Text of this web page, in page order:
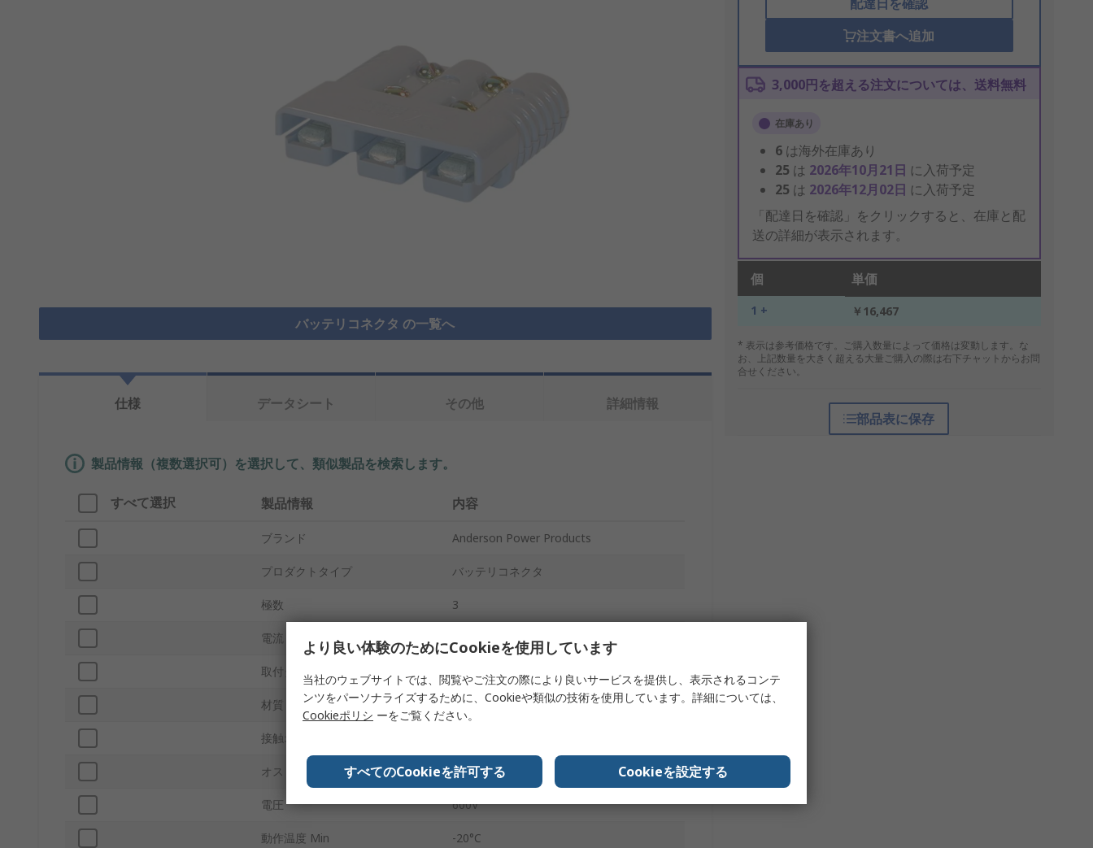
バッテリコネクタ の一覧へ
注文書へ追加
3,000円を超える注文については、送料無料
在庫あり
6 は海外在庫あり
25 は 2026年10月21日 に入荷予定
25 は 2026年12月02日 に入荷予定
「配達日を確認」をクリックすると、在庫と配
送の詳細が表示されます。
個 単価
1 + ￥16,467
* 表示は参考価格です。ご購入数量によって価格は変動します。な
お、上記数量を大きく超える大量ご購入の際は右下チャットからお問
合せください。
部品表に保存
仕様 データシート その他 詳細情報
製品情報（複数選択可）を選択して、類似製品を検索します。
すべて選択 製品情報 内容
ブランド Anderson Power Products
プロダクトタイプ バッテリコネクタ
極数 3
電流
取付タイプ ケーブル
材質 ポリカーボネート
接触オペレーション
オス・メス オス
電圧 600V
動作温度 Min -20°C
より良い体験のためにCookieを使用しています
当社のウェブサイトでは、閲覧やご注文の際により良いサービスを提供し、表示されるコンテ
ンツをパーソナライズするために、Cookieや類似の技術を使用しています。詳細については、
Cookieポリシ ーをご覧ください。
すべてのCookieを許可する Cookieを設定する